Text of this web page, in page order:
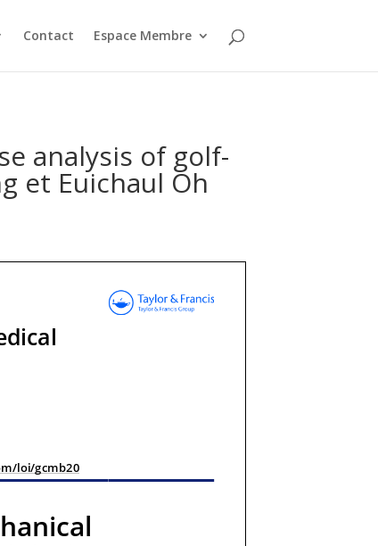
Contact Espace Membre
analysis of golf-
et Euichaul Oh